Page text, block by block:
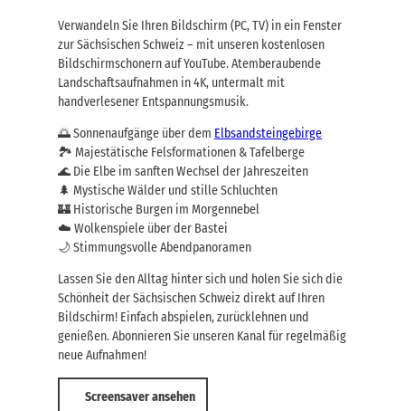
Verwandeln Sie Ihren Bildschirm (PC, TV) in ein Fenster
zur Sächsischen Schweiz – mit unseren kostenlosen
Bildschirmschonern auf YouTube. Atemberaubende
Landschaftsaufnahmen in 4K, untermalt mit
handverlesener Entspannungsmusik.
🌅 Sonnenaufgänge über dem Elbsandsteingebirge
🏞️ Majestätische Felsformationen & Tafelberge
🌊 Die Elbe im sanften Wechsel der Jahreszeiten
🌲 Mystische Wälder und stille Schluchten
🏰 Historische Burgen im Morgennebel
☁️ Wolkenspiele über der Bastei
🌙 Stimmungsvolle Abendpanoramen
Lassen Sie den Alltag hinter sich und holen Sie sich die
Schönheit der Sächsischen Schweiz direkt auf Ihren
Bildschirm! Einfach abspielen, zurücklehnen und
genießen. Abonnieren Sie unseren Kanal für regelmäßig
neue Aufnahmen!
Screensaver ansehen